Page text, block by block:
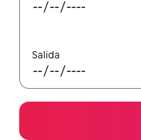
Salida